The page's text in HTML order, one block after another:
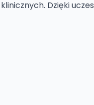
Dzięki